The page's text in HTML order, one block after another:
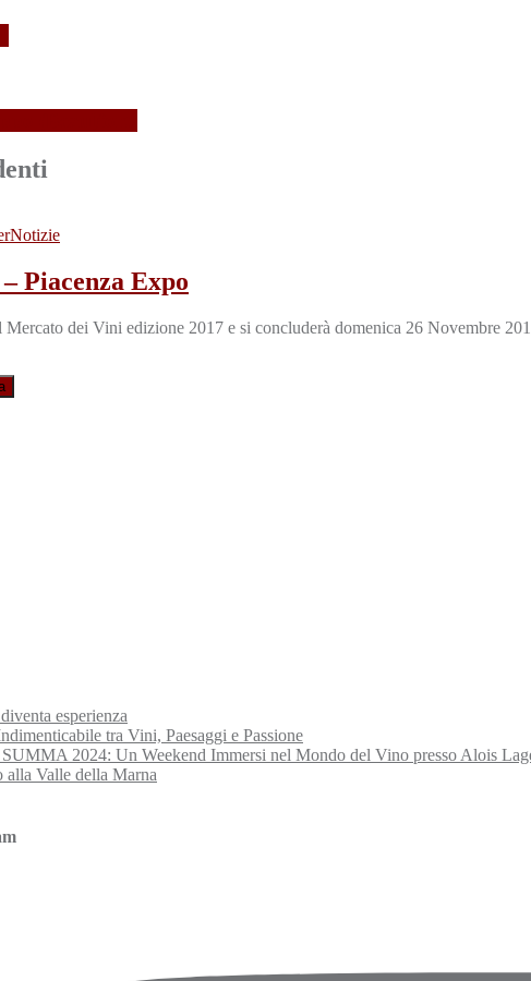
Notizie
Piacenza Expo
dei Vini edizione 2017 e si concluderà domenica 26 Novembre
esperienza
tra Vini, Paesaggi e Passione
2024: Un Weekend Immersi nel Mondo del Vino presso Alois
Valle della Marna